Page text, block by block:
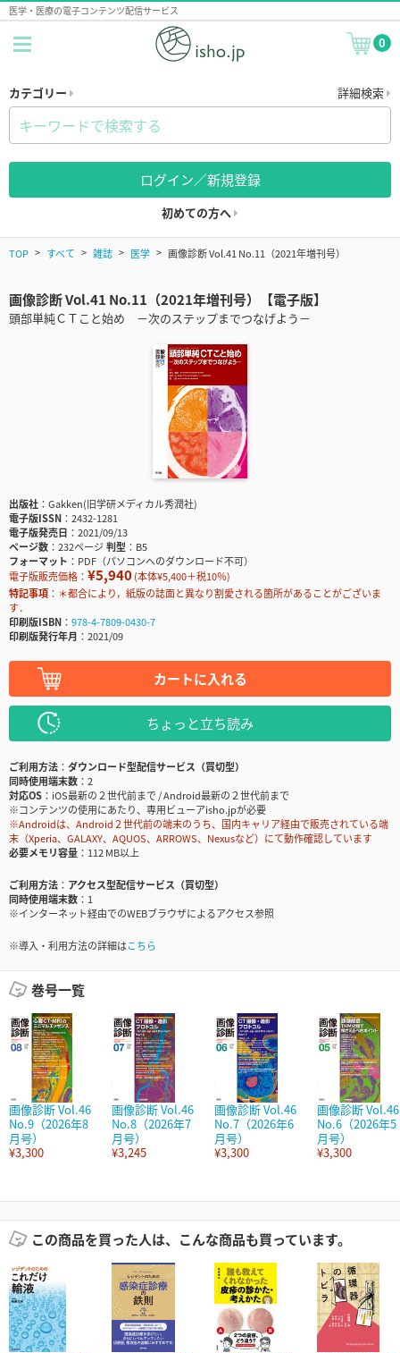
医学・医療の電子コンテンツ配信サービス
0
カテゴリー 詳細検索
ログイン／新規登録
初めての方へ
TOP すべて 雑誌 医学 画像診断 Vol.41 No.11（2021年増刊号）
画像診断 Vol.41 No.11（2021年増刊号）【電子版】
頭部単純ＣＴこと始め －次のステップまでつなげよう－
出版社
Gakken(旧学研メディカル秀潤社)
電子版ISSN
2432-1281
電子版発売日
2021/09/13
ページ数
232ページ判型
B5
フォーマット
PDF（パソコンへのダウンロード不可）
電子版販売価格： ¥5,940(本体¥5,400＋税10％)
特記事項
＊都合により，紙版の誌面と異なり割愛される箇所があることがございま
す．
印刷版ISBN
978-4-7809-0430-7
印刷版発行年月
2021/09
カートに入れる
ちょっと立ち読み
ご利用方法
ダウンロード型配信サービス（買切型）
同時使用端末数
2
対応OS
iOS最新の２世代前まで / Android最新の２世代前まで
※コンテンツの使用にあたり、専用ビューアisho.jpが必要
※Androidは、Android２世代前の端末のうち、国内キャリア経由で販売されている端
末（Xperia、GALAXY、AQUOS、ARROWS、Nexusなど）にて動作確認しています
必要メモリ容量
112 MB以上
ご利用方法
アクセス型配信サービス（買切型）
同時使用端末数
1
※インターネット経由でのWEBブラウザによるアクセス参照
※導入・利用方法の詳細はこちら
巻号一覧
画像診断 Vol.46
No.9（2026年8
月号）
¥3,300
画像診断 Vol.46
No.8（2026年7
月号）
¥3,245
画像診断 Vol.46
No.7（2026年6
月号）
¥3,300
画像診断 Vol.46
No.6（2026年5
月号）
¥3,300
この商品を買った人は、こんな商品も買っています。